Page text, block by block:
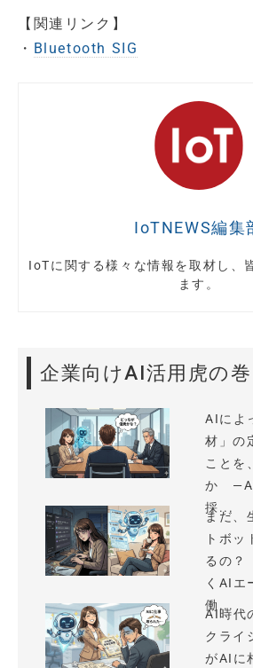
【関連リンク】
・ Bluetooth SIG
IoTNEWS編集
IoTに関する様々な情報を取材し、
ます。
企業向けAI活用虎の巻
AIによ
材」の
ことを
か —AI
採...
まだ、
トボッ
るの
くAIエ
働...
AI時代
クラ
がAIに